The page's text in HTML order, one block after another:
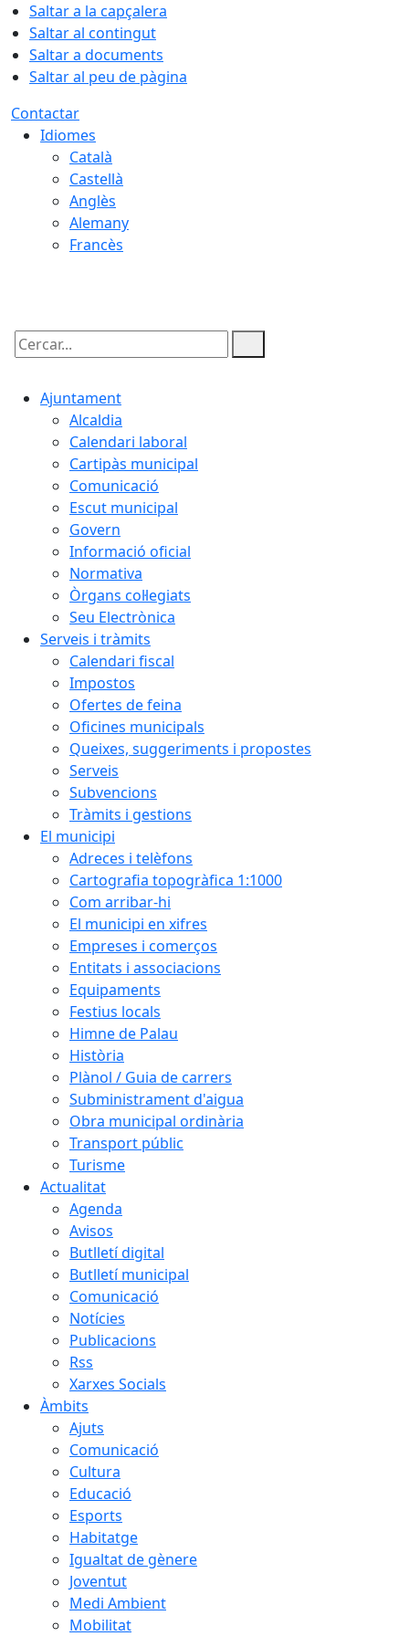
Saltar a la capçalera
Saltar al contingut
Saltar a documents
Saltar al peu de pàgina
Contactar
Idiomes
Català
Castellà
Anglès
Alemany
Francès
Cercar:
Ajuntament
Alcaldia
Calendari laboral
Cartipàs municipal
Comunicació
Escut municipal
Govern
Informació oficial
Normativa
Òrgans col·legiats
Seu Electrònica
Serveis i tràmits
Calendari fiscal
Impostos
Ofertes de feina
Oficines municipals
Queixes, suggeriments i propostes
Serveis
Subvencions
Tràmits i gestions
El municipi
Adreces i telèfons
Cartografia topogràfica 1:1000
Com arribar-hi
El municipi en xifres
Empreses i comerços
Entitats i associacions
Equipaments
Festius locals
Himne de Palau
Història
Plànol / Guia de carrers
Subministrament d'aigua
Obra municipal ordinària
Transport públic
Turisme
Actualitat
Agenda
Avisos
Butlletí digital
Butlletí municipal
Comunicació
Notícies
Publicacions
Rss
Xarxes Socials
Àmbits
Ajuts
Comunicació
Cultura
Educació
Esports
Habitatge
Igualtat de gènere
Joventut
Medi Ambient
Mobilitat